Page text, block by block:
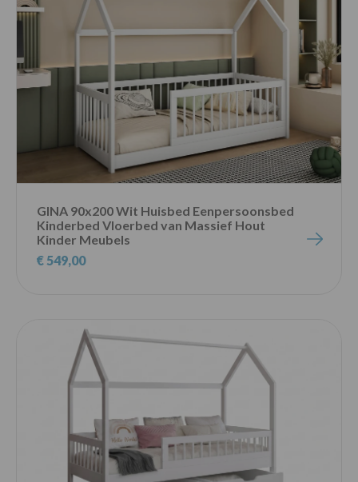
GINA 90x200 Wit Huisbed Eenpersoonsbed
Kinderbed Vloerbed van Massief Hout
Kinder Meubels
€ 549,00